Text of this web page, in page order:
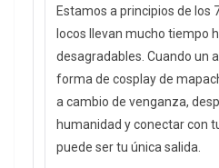
Estamos a principios de los
locos llevan mucho tiempo
desagradables. Cuando un
forma de cosplay de
a cambio de venganza,
humanidad y conectar con
puede ser tu única salida.